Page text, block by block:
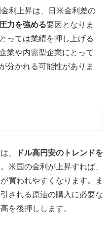
利上昇は、日米金利差の
力を強める要因となりま
っては業績を押し上げる
業や内需型企業にとって
分かれる可能性がありま
、
ドル高円安のトレンドを
米国の金利が上昇すれば、
買われやすくなります。ま
される原油の購入に必要な
を後押しします。